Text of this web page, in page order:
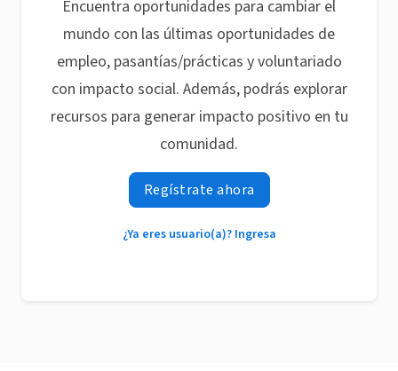
Encuentra oportunidades para cambiar el
mundo con las últimas oportunidades de
empleo, pasantías/prácticas y voluntariado
con impacto social. Además, podrás explorar
recursos para generar impacto positivo en tu
comunidad.
Regístrate ahora
¿Ya eres usuario(a)? Ingresa